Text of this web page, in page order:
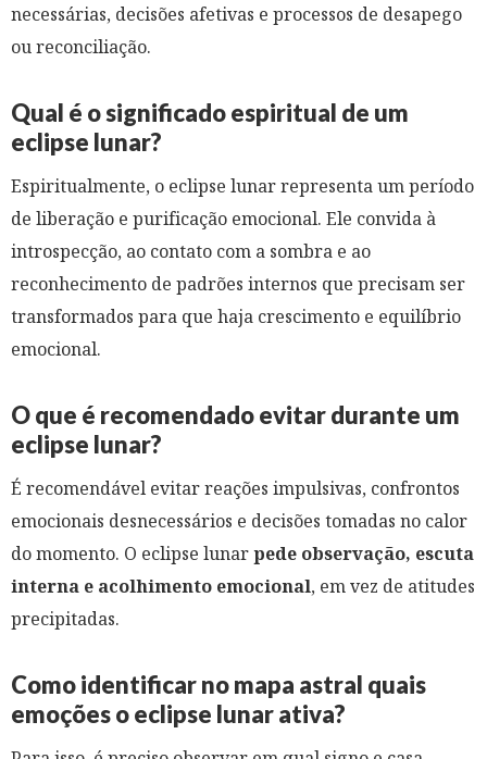
necessárias, decisões afetivas e processos de desapego
ou reconciliação.
Qual é o significado espiritual de um
eclipse lunar?
Espiritualmente, o eclipse lunar representa um período
de liberação e purificação emocional. Ele convida à
introspecção, ao contato com a sombra e ao
reconhecimento de padrões internos que precisam ser
transformados para que haja crescimento e equilíbrio
emocional.
O que é recomendado evitar durante um
eclipse lunar?
É recomendável evitar reações impulsivas, confrontos
emocionais desnecessários e decisões tomadas no calor
do momento. O eclipse lunarpede observação, escuta
interna e acolhimento emocional, em vez de atitudes
precipitadas.
Como identificar no mapa astral quais
emoções o eclipse lunar ativa?